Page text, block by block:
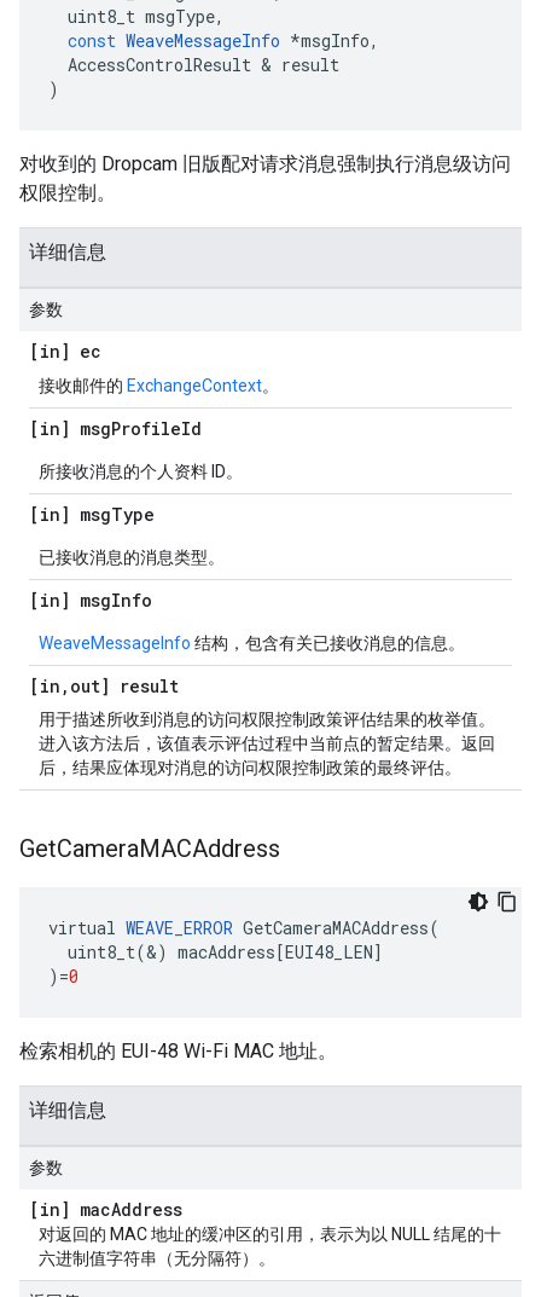
uint8_t msgType,
const WeaveMessageInfo *msgInfo,
AccessControlResult & result
)
对收到的 Dropcam 旧版配对请求消息强制执行消息级访问
权限控制。
详细信息
参数
[in] ec
接收邮件的 ExchangeContext。
[in] msgProfileId
所接收消息的个人资料 ID。
[in] msgType
已接收消息的消息类型。
[in] msgInfo
WeaveMessageInfo 结构，包含有关已接收消息的信息。
[in , out] result
用于描述所收到消息的访问权限控制政策评估结果的枚举值。
进入该方法后，该值表示评估过程中当前点的暂定结果。返回
后，结果应体现对消息的访问权限控制政策的最终评估。
GetCameraMACAddress
virtual WEAVE_ERROR GetCameraMACAddress(
uint8_t(&) macAddress[EUI48_LEN]
) =0
检索相机的 EUI-48 Wi-Fi MAC 地址。
详细信息
参数
[in] macAddress
对返回的 MAC 地址的缓冲区的引用，表示为以 NULL 结尾的十
六进制值字符串（无分隔符）。